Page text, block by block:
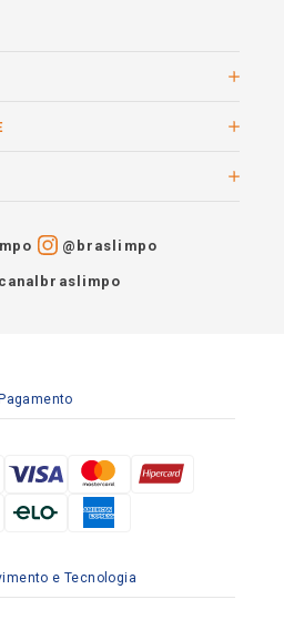
@braslimpo
e Tecnologia